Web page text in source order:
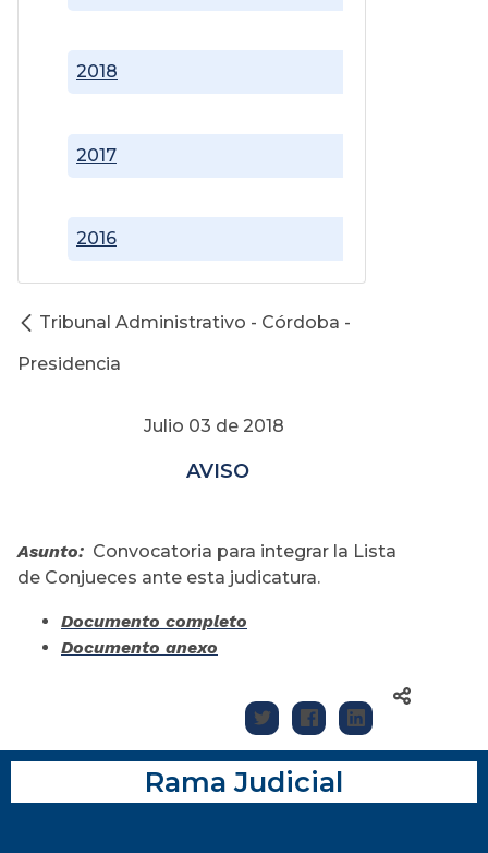
2016
2017
2018
Tribunal Administrativo - Córdoba -
Presidencia
Julio 03 de 2018
AVISO
Asunto: Convocatoria para integrar la Lista
de Conjueces ante esta judicatura.
Documento completo
Documento anexo
Rama Judicial